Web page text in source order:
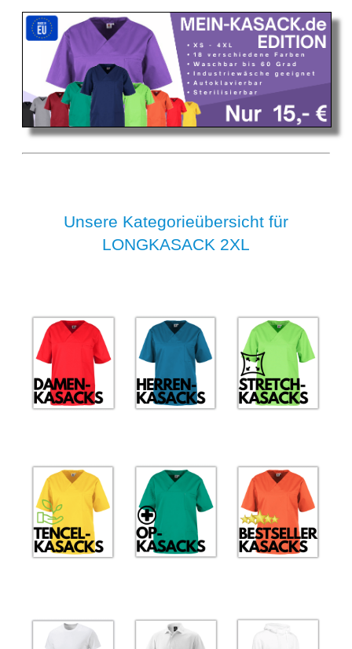
Unsere Kategorieübersicht für
LONGKASACK 2XL